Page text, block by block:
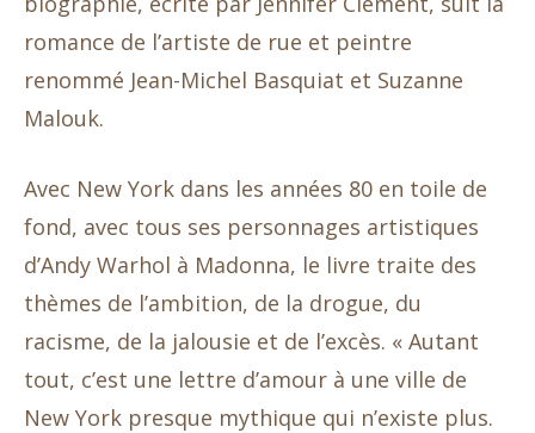
romance de l’artiste de rue et peintre
renommé Jean-Michel Basquiat et Suzanne
Malouk.
Avec New York dans les années 80 en toile de
fond, avec tous ses personnages artistiques
d’Andy Warhol à Madonna, le livre traite des
thèmes de l’ambition, de la drogue, du
racisme, de la jalousie et de l’excès. « Autant
tout, c’est une lettre d’amour à une ville de
New York presque mythique qui n’existe plus.